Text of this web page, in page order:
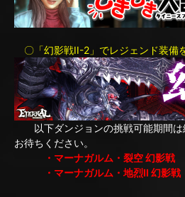
〇「幻影戦II-2」でレジェンド装備
以下ダンジョンの挑戦可能期間は
お待ちください。
・マーナガルム・裂空 幻影戦
・マーナガルム・地烈II 幻影戦